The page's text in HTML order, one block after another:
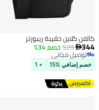
كالفن كلاين حقيبة ريبورتر
344
529خصم 34%
توصيل مجاني
توصيل مجاني
خصم إضافي %15 + 1